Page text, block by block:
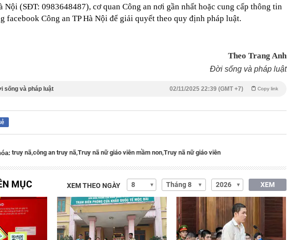
Nội (SĐT: 0983648487), cơ quan Công an nơi gần nhất hoặc cung cấp thông tin
facebook Công an TP Hà Nội để giải quyết theo quy định pháp luật.
Theo Trang Anh
Đời sống và pháp luật
sống và pháp luật Copy link
02/11/2025 22:39 (GMT +7)
truy nã,công an truy nã,Truy nã nữ giáo viên mầm non,Truy nã nữ giáo viên
MỤC XEM THEO NGÀY XEM